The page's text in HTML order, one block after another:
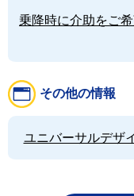
乗降時に介助をご
その他の情報
ユニバーサルデザ